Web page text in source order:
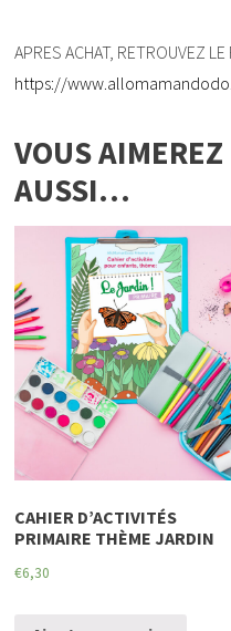
APRES ACHAT, RETROUVEZ LE
https://
VOUS
AUSSI…
CAHIER D’ACTIVITÉS
PRIMAIRE THÈME JARDIN
€6,30